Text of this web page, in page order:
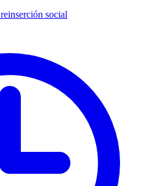
reinserción social